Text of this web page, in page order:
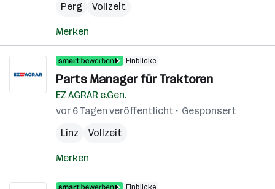
Perg
Vollzeit
Merken
Einblicke
Parts Manager für Traktoren
EZ AGRAR e.Gen.
vor 6 Tagen veröffentlicht
Gesponsert
Linz
Vollzeit
Merken
Einblicke